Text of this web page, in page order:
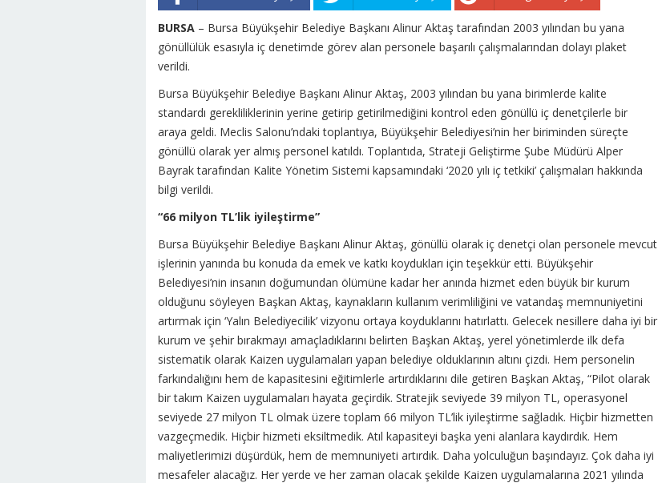
BURSA – Bursa Büyükşehir Belediye Başkanı Alinur Aktaş tarafından 2003 yılından bu yana
gönüllülük esasıyla iç denetimde görev alan personele başarılı çalışmalarından dolayı plaket
verildi.
Bursa Büyükşehir Belediye Başkanı Alinur Aktaş, 2003 yılından bu yana birimlerde kalite
standardı gerekliliklerinin yerine getirip getirilmediğini kontrol eden gönüllü iç denetçilerle bir
araya geldi. Meclis Salonu’ndaki toplantıya, Büyükşehir Belediyesi’nin her biriminden süreçte
gönüllü olarak yer almış personel katıldı. Toplantıda, Strateji Geliştirme Şube Müdürü Alper
Bayrak tarafından Kalite Yönetim Sistemi kapsamındaki ‘2020 yılı iç tetkiki’ çalışmaları hakkında
bilgi verildi.
“66 milyon TL’lik iyileştirme”
Bursa Büyükşehir Belediye Başkanı Alinur Aktaş, gönüllü olarak iç denetçi olan personele mevcut
işlerinin yanında bu konuda da emek ve katkı koydukları için teşekkür etti. Büyükşehir
Belediyesi’nin insanın doğumundan ölümüne kadar her anında hizmet eden büyük bir kurum
olduğunu söyleyen Başkan Aktaş, kaynakların kullanım verimliliğini ve vatandaş memnuniyetini
artırmak için ‘Yalın Belediyecilik’ vizyonu ortaya koyduklarını hatırlattı. Gelecek nesillere daha iyi bir
kurum ve şehir bırakmayı amaçladıklarını belirten Başkan Aktaş, yerel yönetimlerde ilk defa
sistematik olarak Kaizen uygulamaları yapan belediye olduklarının altını çizdi. Hem personelin
farkındalığını hem de kapasitesini eğitimlerle artırdıklarını dile getiren Başkan Aktaş, “Pilot olarak
bir takım Kaizen uygulamaları hayata geçirdik. Stratejik seviyede 39 milyon TL, operasyonel
seviyede 27 milyon TL olmak üzere toplam 66 milyon TL’lik iyileştirme sağladık. Hiçbir hizmetten
vazgeçmedik. Hiçbir hizmeti eksiltmedik. Atıl kapasiteyi başka yeni alanlara kaydırdık. Hem
maliyetlerimizi düşürdük, hem de memnuniyeti artırdık. Daha yolculuğun başındayız. Çok daha iyi
mesafeler alacağız. Her yerde ve her zaman olacak şekilde Kaizen uygulamalarına 2021 yılında